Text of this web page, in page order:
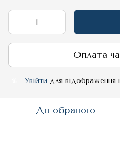
Оплата
Увійти для відображення
До обраного